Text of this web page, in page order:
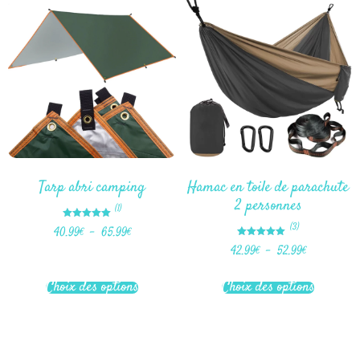
Tarp abri camping
Note
5.00
(1)
40.99€ – 65.99€
Choix des options
Hamac en toile de parachute
2 personnes
Note
5.00
(3)
42.99€ – 52.99€
Choix des options